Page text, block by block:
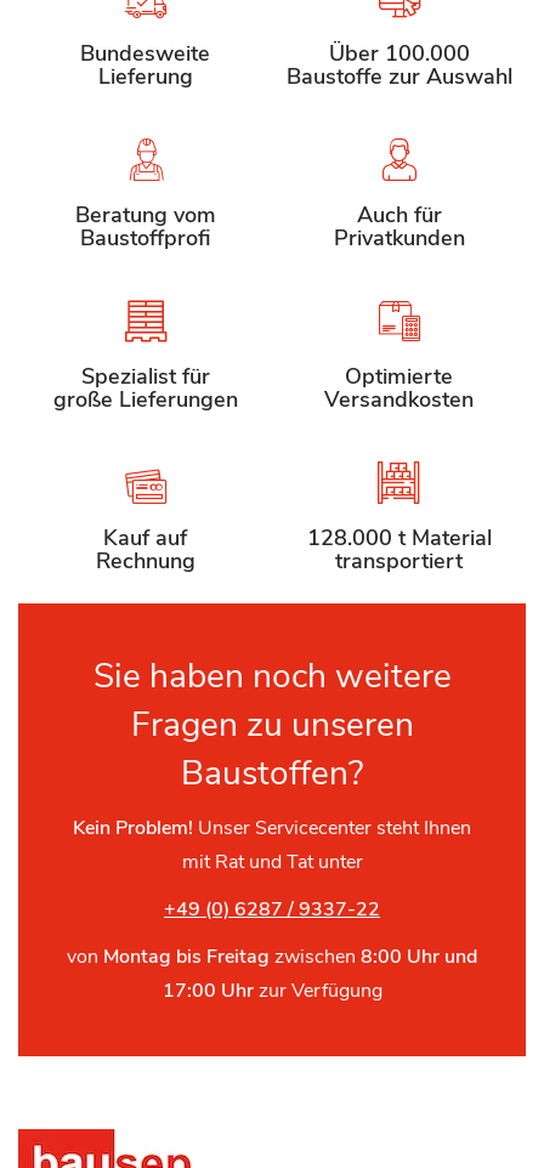
Bundesweite
Lieferung
Über 100.000
Baustoffe zur Auswahl
Beratung vom
Baustoffprofi
Auch für
Privatkunden
Spezialist für
große Lieferungen
Optimierte
Versandkosten
Kauf auf
Rechnung
128.000 t Material
transportiert
Sie haben noch weitere
Fragen zu unseren
Baustoffen?
Kein Problem! Unser Servicecenter steht Ihnen
mit Rat und Tat unter
+49 (0) 6287 / 9337-22
von Montag bis Freitag zwischen 8:00 Uhr und
17:00 Uhrzur Verfügung